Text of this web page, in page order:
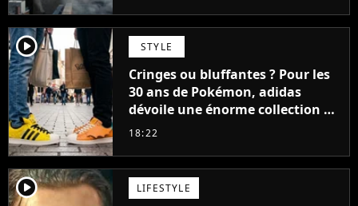
player2 STYLE
Cringes ou bluffantes ? Pour les
30 ans de Pokémon, adidas
dévoile une énorme collection de
sneakers et je ne sais pas quoi en
18:22
player2 LIFESTYLE